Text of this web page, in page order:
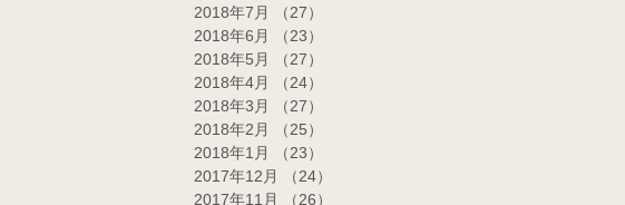
2018年7月
（27）
2018年6月
（23）
2018年5月
（27）
2018年4月
（24）
2018年3月
（27）
2018年2月
（25）
2018年1月
（23）
2017年12月
（24）
2017年11月
（26）